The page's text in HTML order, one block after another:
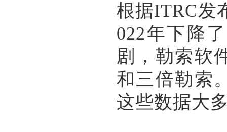
根据ITRC发
022年下降
剧，勒索软
和三倍勒索
这些数据大